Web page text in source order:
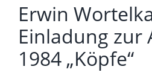
Erwin
Einladung zur
1984 „Köpfe“